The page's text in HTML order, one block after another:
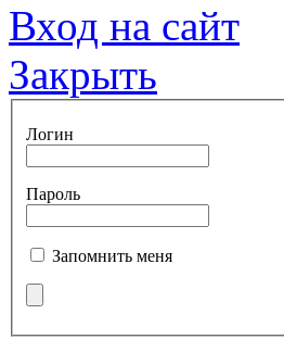
Вход на сайт
Закрыть
Логин
Пароль
Запомнить меня